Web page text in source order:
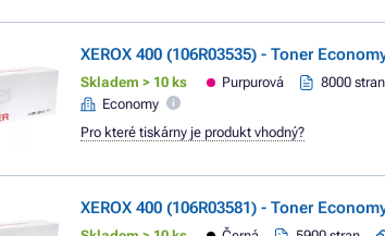
XEROX 400 (106R03535) - Toner
Skladem > 10 ks Purpurová 8000 stran
Economy
Pro které tiskárny je produkt vhodný?
XEROX 400 (106R03581) - Toner